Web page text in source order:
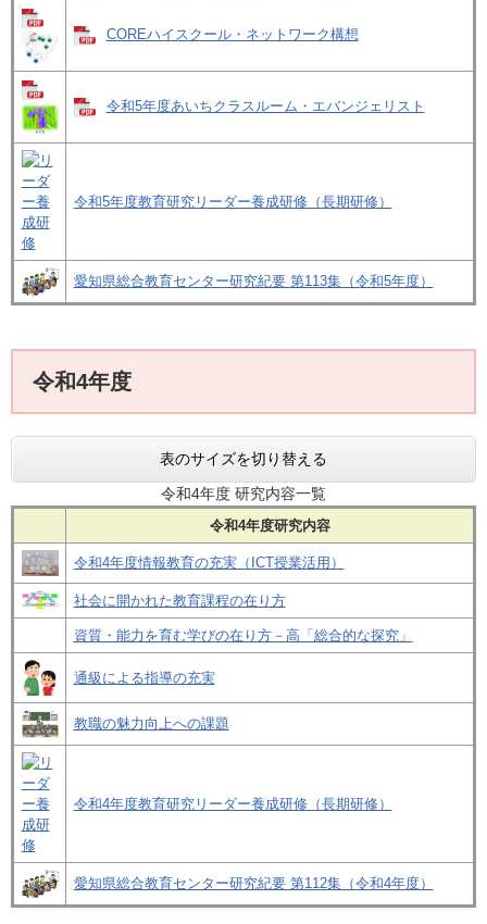
COREハイスクール・ネットワーク構想
令和5年度あいちクラスルーム・エバンジェリスト
令和5年度教育研究リーダー養成研修（長期研修）
愛知県総合教育センター研究紀要 第113集（令和5年度）
令和4年度
表のサイズを切り替える
令和4年度 研究内容一覧
令和4年度研究内容
令和4年度情報教育の充実（ICT授業活用）
社会に開かれた教育課程の在り方
資質・能力を育む学びの在り方－高「総合的な探究」
通級による指導の充実
教職の魅力向上への課題
令和4年度教育研究リーダー養成研修（長期研修）
愛知県総合教育センター研究紀要 第112集（令和4年度）